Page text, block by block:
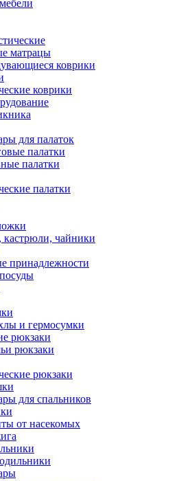
матрацы
коврики
коврики
для палаток
палатки
палатки
палатки
кастрюли, чайники
принадлежности
и гермосумки
рюкзаки
рюкзаки
рюкзаки
для спальников
от насекомых